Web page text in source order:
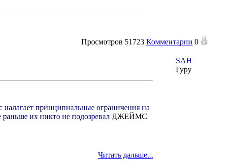
Просмотров 51723 Комментарии 0
налагает принципиальные ограничения на
их никто не подозревал ДЖЕЙМС
Читать дальше...
SAH
Гуру